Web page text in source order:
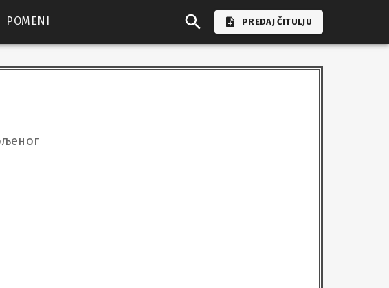
POMENI PREDAJ ČITULJU